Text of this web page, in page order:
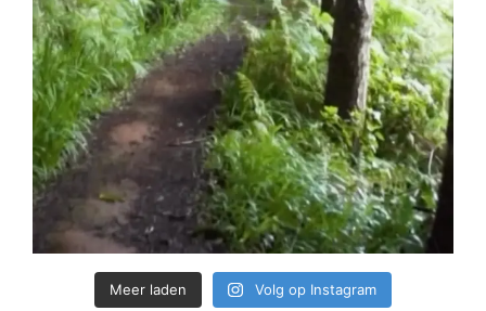
Meer laden Volg op Instagram